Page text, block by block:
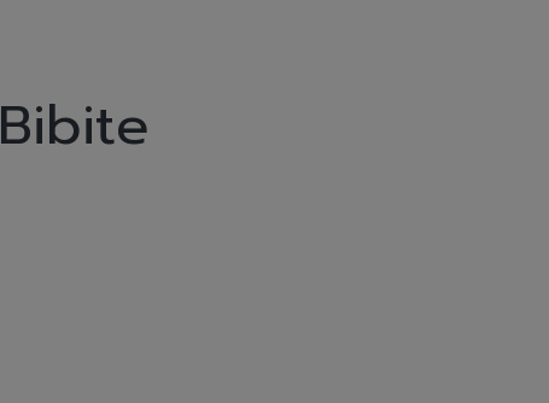
Bibite